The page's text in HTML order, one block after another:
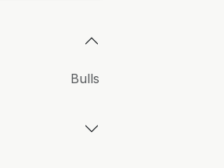
Bulls